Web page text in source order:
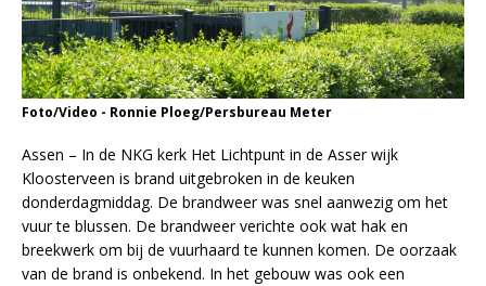
Foto/Video - Ronnie Ploeg/Persbureau Meter
Assen – In de NKG kerk Het Lichtpunt in de Asser wijk
Kloosterveen is brand uitgebroken in de keuken
donderdagmiddag. De brandweer was snel aanwezig om het
vuur te blussen. De brandweer verichte ook wat hak en
breekwerk om bij de vuurhaard te kunnen komen. De oorzaak
van de brand is onbekend. In het gebouw was ook een